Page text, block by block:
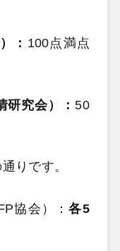
： 100点満点
研究会）：50
りです。
協会）：各5